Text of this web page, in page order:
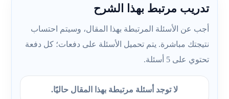
تدريب مرتبط بهذا الشرح
أجب عن الأسئلة المرتبطة بهذا المقال، وسيتم احتساب
نتيجتك مباشرة. يتم تحميل الأسئلة على دفعات؛ كل دفعة
تحتوي على 5 أسئلة.
لا توجد أسئلة مرتبطة بهذا المقال حاليًا.